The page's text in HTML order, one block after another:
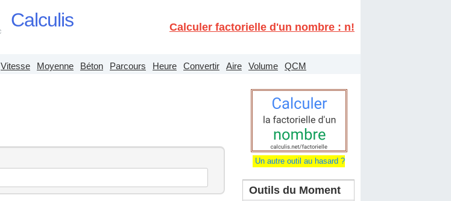
Calculis Calculer factorielle d'un nombre : n!
Vitesse Moyenne Béton Parcours Heure Convertir Aire Volume QCM
Un autre outil au hasard ?
Outils du Moment